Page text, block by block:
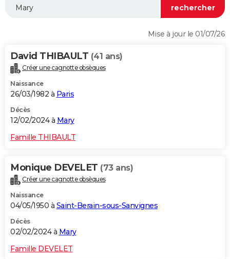
WEEK-END
Alimentation
Guide de la santé
Maladies
Médicaments
Sommeil
VOYAGE
Destinations
City break
Voyage nature
Voyage de noces
Forum
Climat
+PHOTO
GUIDES D'ACHAT
Carte de Noël
Carte Bonne année
Carte Saint-Valentin
Carte Pâques
Carte d'anniversaire
DICTIONNAIRE
Dictionnaire
Biographies
Citations
Expressions
Proverbes
PROGRAMME TV
S'inscrire
Se connecter
Lycées
Collèges
Primaires
Universités
Entreprises
Service militaire
Avis de recherche
AVIS DE DÉCÈS
FORUM
Mise à jour le 01/07/26
David THIBAULT (41 ans)
Créer une cagnotte obsèques
Naissance
26/03/1982 à Paris
Décès
12/02/2024 à Mary
Famille THIBAULT
Monique DEVELET (73 ans)
Créer une cagnotte obsèques
Naissance
04/05/1950 à Saint-Berain-sous-Sanvignes
Décès
02/02/2024 à Mary
Famille DEVELET